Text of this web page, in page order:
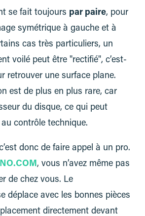
se fait toujours par paire, pour
symétrique à gauche et à
cas très particuliers, un
voilé peut être "rectifié", c’est-
retrouver une surface plane.
est de plus en plus rare, car
du disque, ce qui peut
contrôle technique.
donc de faire appel à un pro.
, vous n’avez même pas
de chez vous. Le
déplace avec les bonnes pièces
directement devant